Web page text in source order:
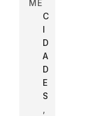
ME
C
I
D
A
D
E
S